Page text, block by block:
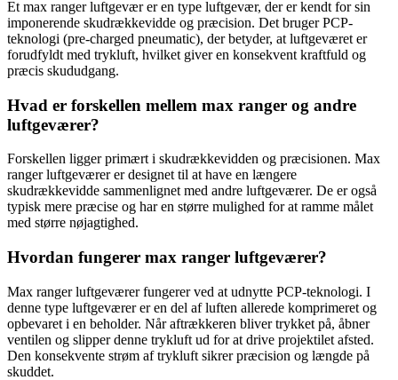
Et max ranger luftgevær er en type luftgevær, der er kendt for sin
imponerende skudrækkevidde og præcision. Det bruger PCP-
teknologi (pre-charged pneumatic), der betyder, at luftgeværet er
forudfyldt med trykluft, hvilket giver en konsekvent kraftfuld og
præcis skududgang.
Hvad er forskellen mellem max ranger og andre
luftgeværer?
Forskellen ligger primært i skudrækkevidden og præcisionen. Max
ranger luftgeværer er designet til at have en længere
skudrækkevidde sammenlignet med andre luftgeværer. De er også
typisk mere præcise og har en større mulighed for at ramme målet
med større nøjagtighed.
Hvordan fungerer max ranger luftgeværer?
Max ranger luftgeværer fungerer ved at udnytte PCP-teknologi. I
denne type luftgeværer er en del af luften allerede komprimeret og
opbevaret i en beholder. Når aftrækkeren bliver trykket på, åbner
ventilen og slipper denne trykluft ud for at drive projektilet afsted.
Den konsekvente strøm af trykluft sikrer præcision og længde på
skuddet.